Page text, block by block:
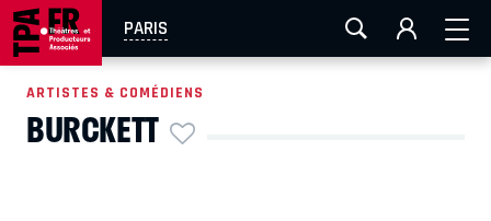
PARIS
AIX-MARSEILLE LA ROCHELLE
EN TOURNÉE
ARTISTES & COMÉDIENS
BURCKETT